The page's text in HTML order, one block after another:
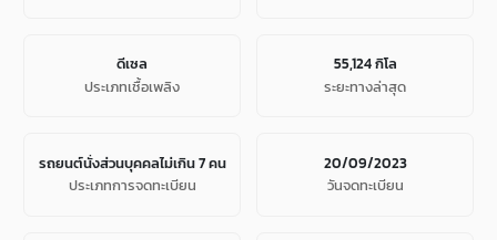
ดีเซล
ประเภทเชื้อเพลิง
55,124 กิโล
ระยะทางล่าสุด
รถยนต์นั่งส่วนบุคคลไม่เกิน 7 คน
ประเภทการจดทะเบียน
20/09/2023
วันจดทะเบียน